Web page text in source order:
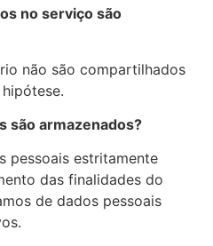
no serviço são
não são compartilhados
são armazenados?
pessoais estritamente
das finalidades do
de dados pessoais